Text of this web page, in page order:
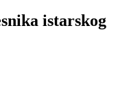
istarskog